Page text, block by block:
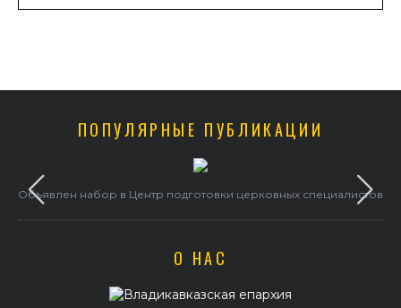
ПОПУЛЯРНЫЕ ПУБЛИКАЦИИ
Объявлен набор в Центр подготовки церковных специалистов
О НАС